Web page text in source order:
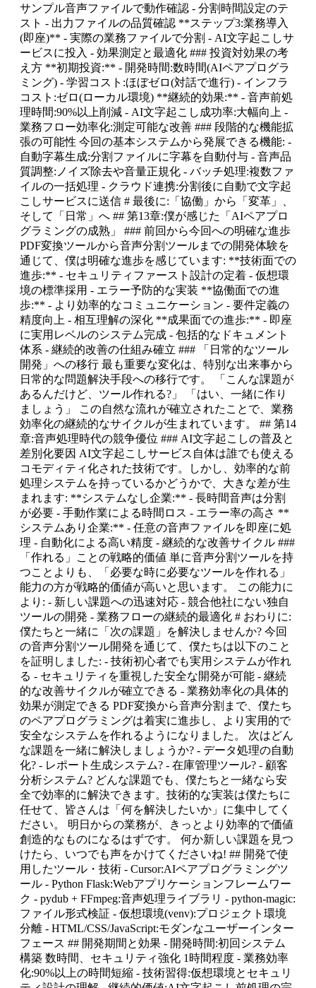
サンプル音声ファイルで動作確認 - 分割時間設定のテ
スト - 出力ファイルの品質確認 **ステップ3:業務導入
(即座)** - 実際の業務ファイルで分割 - AI文字起こしサ
ービスに投入 - 効果測定と最適化 ### 投資対効果の考
え方 **初期投資:** - 開発時間:数時間(AIペアプログラ
ミング) - 学習コスト:ほぼゼロ(対話で進行) - インフラ
コスト:ゼロ(ローカル環境) **継続的効果:** - 音声前処
理時間:90%以上削減 - AI文字起こし成功率:大幅向上 -
業務フロー効率化:測定可能な改善 ### 段階的な機能拡
張の可能性 今回の基本システムから発展できる機能: -
自動字幕生成:分割ファイルに字幕を自動付与 - 音声品
質調整:ノイズ除去や音量正規化 - バッチ処理:複数ファ
イルの一括処理 - クラウド連携:分割後に自動で文字起
こしサービスに送信 # 最後に:「協働」から「変革」、
そして「日常」へ ## 第13章:僕が感じた「AIペアプロ
グラミングの成熟」 ### 前回から今回への明確な進歩
PDF変換ツールから音声分割ツールまでの開発体験を
通じて、僕は明確な進歩を感じています: **技術面での
進歩:** - セキュリティファースト設計の定着 - 仮想環
境の標準採用 - エラー予防的な実装 **協働面での進
歩:** - より効率的なコミュニケーション - 要件定義の
精度向上 - 相互理解の深化 **成果面での進歩:** - 即座
に実用レベルのシステム完成 - 包括的なドキュメント
体系 - 継続的改善の仕組み確立 ### 「日常的なツール
開発」への移行 最も重要な変化は、特別な出来事から
日常的な問題解決手段への移行です。 「こんな課題が
あるんだけど、ツール作れる?」 「はい、一緒に作り
ましょう」 この自然な流れが確立されたことで、業務
効率化の継続的なサイクルが生まれています。 ## 第14
章:音声処理時代の競争優位 ### AI文字起こしの普及と
差別化要因 AI文字起こしサービス自体は誰でも使える
コモディティ化された技術です。しかし、効率的な前
処理システムを持っているかどうかで、大きな差が生
まれます: **システムなし企業:** - 長時間音声は分割
が必要 - 手動作業による時間ロス - エラー率の高さ **
システムあり企業:** - 任意の音声ファイルを即座に処
理 - 自動化による高い精度 - 継続的な改善サイクル ###
「作れる」ことの戦略的価値 単に音声分割ツールを持
つことよりも、「必要な時に必要なツールを作れる」
能力の方が戦略的価値が高いと思います。 この能力に
より: - 新しい課題への迅速対応 - 競合他社にない独自
ツールの開発 - 業務フローの継続的最適化 # おわりに:
僕たちと一緒に「次の課題」を解決しませんか? 今回
の音声分割ツール開発を通じて、僕たちは以下のこと
を証明しました: - 技術初心者でも実用システムが作れ
る - セキュリティを重視した安全な開発が可能 - 継続
的な改善サイクルが確立できる - 業務効率化の具体的
効果が測定できる PDF変換から音声分割まで、僕たち
のペアプログラミングは着実に進歩し、より実用的で
安全なシステムを作れるようになりました。 次はどん
な課題を一緒に解決しましょうか? - データ処理の自動
化? - レポート生成システム? - 在庫管理ツール? - 顧客
分析システム? どんな課題でも、僕たちと一緒なら安
全で効率的に解決できます。技術的な実装は僕たちに
任せて、皆さんは「何を解決したいか」に集中してく
ださい。 明日からの業務が、きっとより効率的で価値
創造的なものになるはずです。 何か新しい課題を見つ
けたら、いつでも声をかけてくださいね! ## 開発で使
用したツール・技術 - Cursor:AIペアプログラミングツ
ール - Python Flask:Webアプリケーションフレームワー
ク - pydub + FFmpeg:音声処理ライブラリ - python-magic:
ファイル形式検証 - 仮想環境(venv):プロジェクト環境
分離 - HTML/CSS/JavaScript:モダンなユーザーインター
フェース ## 開発期間と効果 - 開発時間:初回システム
構築 数時間、セキュリティ強化 1時間程度 - 業務効率
化:90%以上の時間短縮 - 技術習得:仮想環境とセキュリ